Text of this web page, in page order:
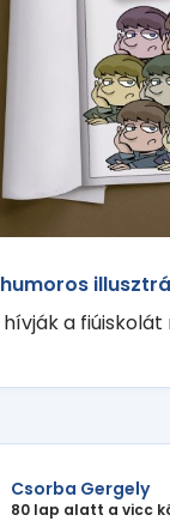
hívják a
Csorba Gergely
80 lap alatt a vicc